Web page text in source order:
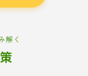
解く